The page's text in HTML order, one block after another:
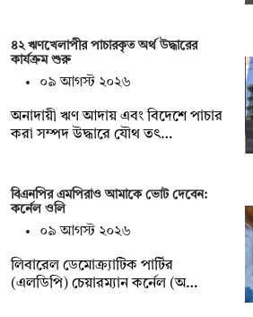
৪২ ঋণখেলাপীর পাচারকৃত অর্থ উদ্ধারের
কার্যক্রম শুরু
০৯ আগস্ট ২০২৬
অনাদায়ী ঋণ আদায় এবং বিদেশে পাচার
করা সম্পদ উদ্ধারে যৌথ তৎ…
বিএনপির এমপিরাও আমাকে ভোট দেবেন:
কর্নেল ওলি
০৯ আগস্ট ২০২৬
লিবারেল ডেমোক্র্যাটিক পার্টির
(এলডিপি) চেয়ারম্যান কর্নেল (অ…